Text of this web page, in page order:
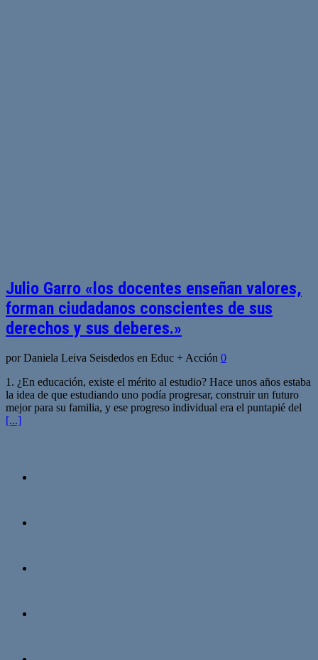
Julio Garro «los docentes enseñan valores,
forman ciudadanos conscientes de sus
derechos y sus deberes.»
por Daniela Leiva Seisdedos en Educ + Acción 0
1. ¿En educación, existe el mérito al estudio? Hace unos años estaba
la idea de que estudiando uno podía progresar, construir un futuro
mejor para su familia, y ese progreso individual era el puntapié del
[...]